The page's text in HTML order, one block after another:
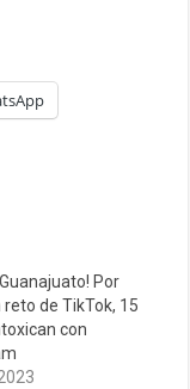
Por
de TikTok, 15
con